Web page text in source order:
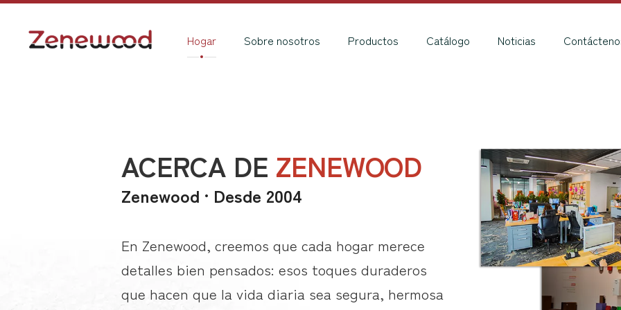
Hogar Sobre nosotros Productos Catálogo Noticias
ACERCA DE ZENEWOOD
Zenewood · Desde 2004
En Zenewood, creemos que cada hogar merece
detalles bien pensados: esos toques duraderos
que hacen que la vida diaria sea segura, hermosa